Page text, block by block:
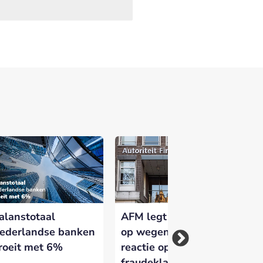
en zichtbaar te maken op
banken
met 6%
AFM legt bunq boete
op wegens te late
reactie op